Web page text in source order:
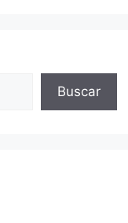
Buscar